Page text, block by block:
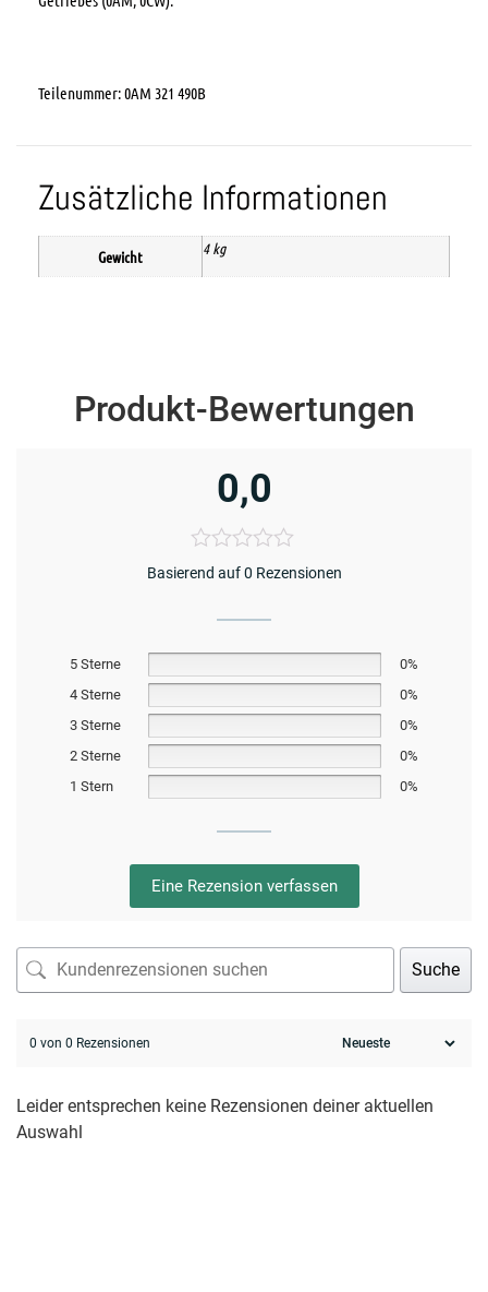
Teilenummer: 0AM 321 490B
Zusätzliche Informationen
Gewicht 4 kg
Produkt-Bewertungen
0,0
Basierend auf 0 Rezensionen
5 Sterne
0%
4 Sterne
0%
3 Sterne
0%
2 Sterne
0%
1 Stern
0%
Eine Rezension verfassen
Suche
0 von 0 Rezensionen
Leider entsprechen keine Rezensionen deiner aktuellen
Auswahl